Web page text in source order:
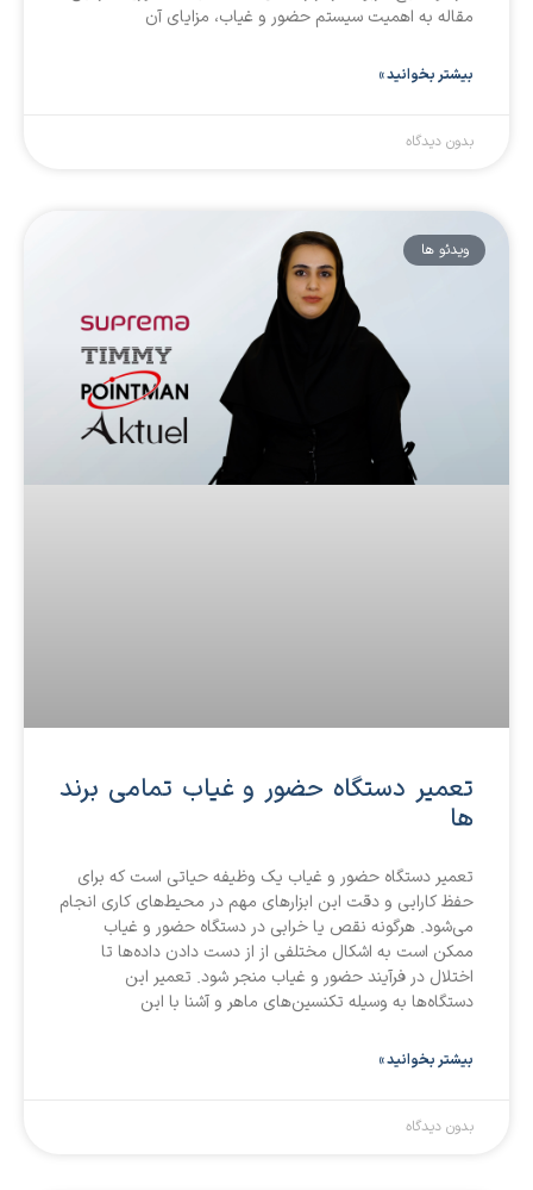
مقاله به اهمیت سیستم حضور و غیاب، مزایای آن
بیشتر بخوانید »
بدون دیدگاه
ویدئو ها
تعمیر دستگاه حضور و غیاب تمامی برند
ها
تعمیر دستگاه حضور و غیاب یک وظیفه حیاتی است که برای
حفظ کارایی و دقت این ابزارهای مهم در محیط‌های کاری انجام
می‌شود. هرگونه نقص یا خرابی در دستگاه حضور و غیاب
ممکن است به اشکال مختلفی از از دست دادن داده‌ها تا
اختلال در فرآیند حضور و غیاب منجر شود. تعمیر این
دستگاه‌ها به وسیله تکنسین‌های ماهر و آشنا با این
بیشتر بخوانید »
بدون دیدگاه